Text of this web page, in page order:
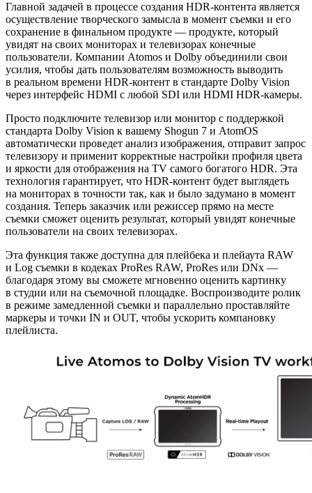
Главной задачей в процессе создания HDR-контента является
осуществление творческого замысла в момент съемки и его
сохранение в финальном продукте — продукте, который
увидят на своих мониторах и телевизорах конечные
пользователи. Компании Atomos и Dolby объединили свои
усилия, чтобы дать пользователям возможность выводить
в реальном времени HDR-контент в стандарте Dolby Vision
через интерфейс HDMI с любой SDI или HDMI HDR-камеры.
Просто подключите телевизор или монитор с поддержкой
стандарта Dolby Vision к вашему Shogun 7 и AtomOS
автоматически проведет анализ изображения, отправит запрос
телевизору и применит корректные настройки профиля цвета
и яркости для отображения на TV самого богатого HDR. Эта
технология гарантирует, что HDR-контент будет выглядеть
на мониторах в точности так, как и было задумано в момент
создания. Теперь заказчик или режиссер прямо на месте
съемки сможет оценить результат, который увидят конечные
пользователи на своих телевизорах.
Эта функция также доступна для плейбека и плейаута RAW
и Log съемки в кодеках ProRes RAW, ProRes или DNx —
благодаря этому вы сможете мгновенно оценить картинку
в студии или на съемочной площадке. Воспроизводите ролик
в режиме замедленной съемки и параллельно проставляйте
маркеры и точки IN и OUT, чтобы ускорить компановку
плейлиста.